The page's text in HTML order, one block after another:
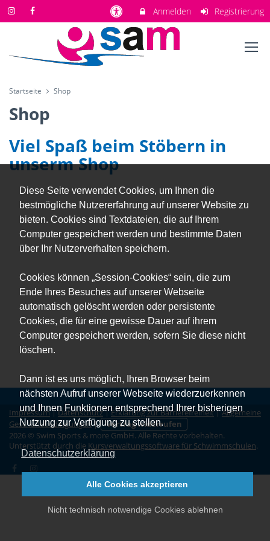
Diese Seite verwendet Cookies, um Ihnen die
bestmögliche Nutzererfahrung auf unserer Website zu
bieten. Cookies sind Textdateien, die auf Ihrem
Computer gespeichert werden und bestimmte Daten
über Ihr Nutzerverhalten speichern.
Cookies können „Session-Cookies“ sein, die zum
Ende Ihres Besuches auf unserer Webseite
automatisch gelöscht werden oder persistente
Cookies, die für eine gewisse Dauer auf ihrem
Computer gespeichert werden, sofern Sie diese nicht
löschen.
Dann ist es uns möglich, Ihren Browser beim
nächsten Aufruf unserer Webseite wiederzuerkennen
und Ihnen Funktionen entsprechend Ihrer bisherigen
Nutzung zur Verfügung zu stellen.
Datenschutzerklärung
Nicht technisch notwendige Cookies ablehnen
Alle Cookies akzeptieren
Anmelden Registrierung
Startseite Shop
Shop
Viel Spaß beim Stöbern in
unserm Shop
Impressum|Datenschutz|Erklärung zur Barrierefreiheit|Allgemeine
Geschäftsbedingungen|
Vertrag widerrufen
2026 © Swim Sports & more GmbH. Alle Rechte vorbehalten.
Unterstützt durch die Kursverwaltungssoftware für Schwimmschulen.